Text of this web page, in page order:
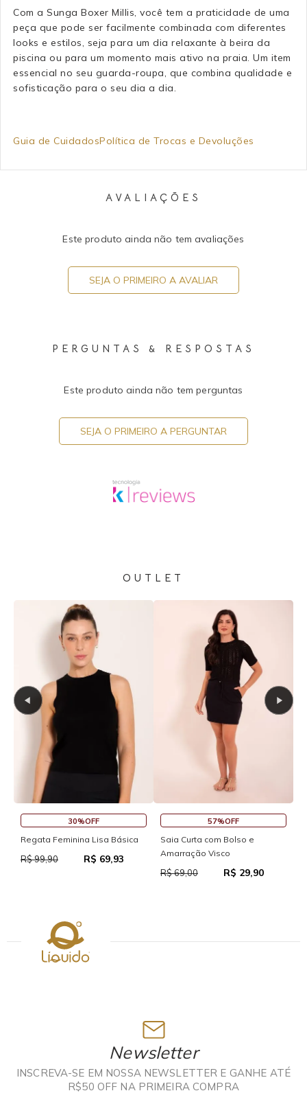
Com a Sunga Boxer Millis, você tem a praticidade de uma
peça que pode ser facilmente combinada com diferentes
looks e estilos, seja para um dia relaxante à beira da
piscina ou para um momento mais ativo na praia. Um item
essencial no seu guarda-roupa, que combina qualidade e
sofisticação para o seu dia a dia.
Guia de CuidadosPolítica de Trocas e Devoluções
AVALIAÇÕES
Este produto ainda não tem avaliações
SEJA O PRIMEIRO A AVALIAR
PERGUNTAS & RESPOSTAS
Este produto ainda não tem perguntas
SEJA O PRIMEIRO A PERGUNTAR
OUTLET
30%OFF
Regata Feminina Lisa Básica
R$ 99,90 R$ 69,93
57%OFF
Saia Curta com Bolso e
Amarração Visco
R$ 69,00 R$ 29,90
Newsletter
INSCREVA-SE EM NOSSA NEWSLETTER E GANHE ATÉ
R$50 OFF NA PRIMEIRA COMPRA